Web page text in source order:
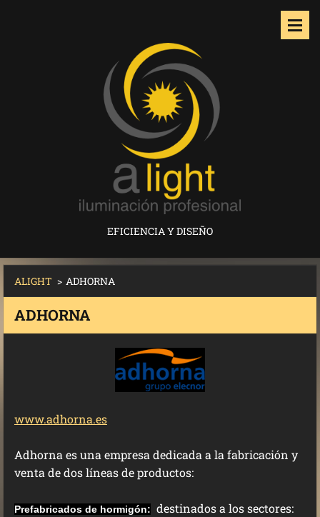
EFICIENCIA Y DISEÑO
ALIGHT > ADHORNA
ADHORNA
www.adhorna.es
Adhorna es una empresa dedicada a la fabricación y
venta de dos líneas de productos:
Prefabricados de hormigón: destinados a los sectores: